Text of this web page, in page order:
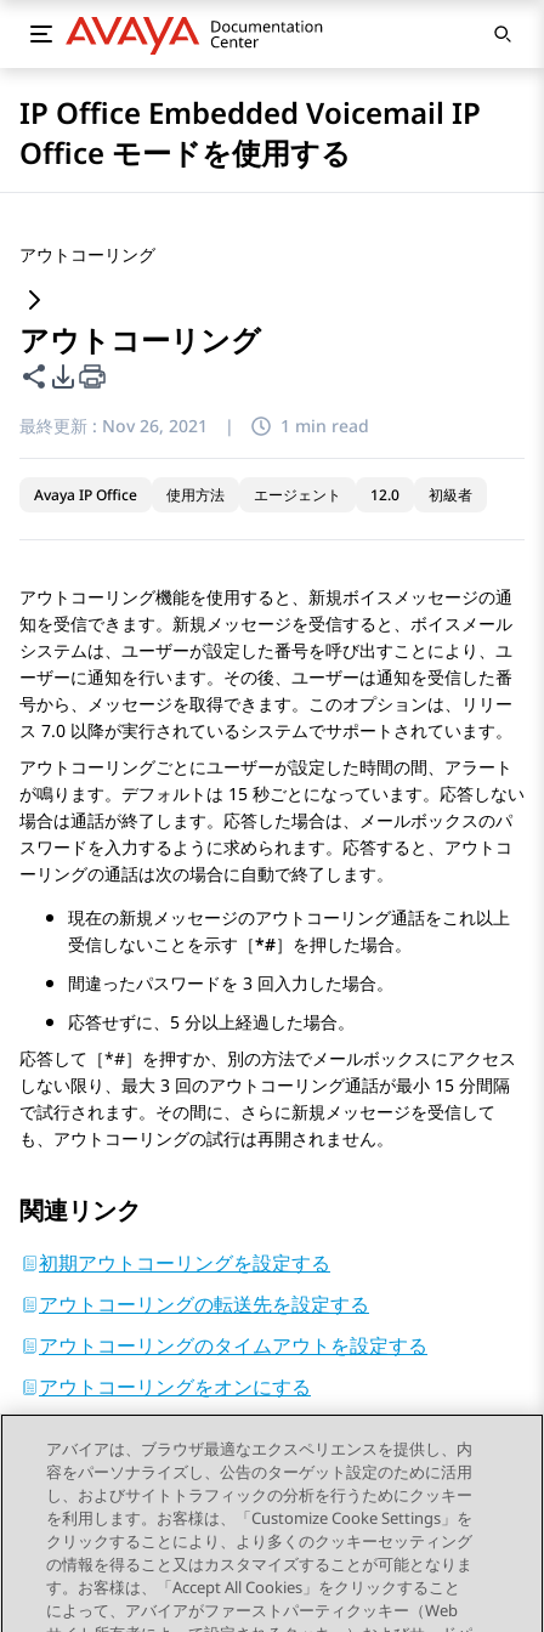
IP Office Embedded Voicemail IP
Office モードを使用する
アウトコーリング
アウトコーリング
このページを共有
PDFエクスポートオプション
最終更新 : Nov 26, 2021 | 1 min read
Avaya IP Office 使用方法 エージェント 12.0 初級者
アウトコーリング機能を使用すると、新規ボイスメッセージの通
知を受信できます。新規メッセージを受信すると、ボイスメール
システムは、ユーザーが設定した番号を呼び出すことにより、ユ
ーザーに通知を行います。その後、ユーザーは通知を受信した番
号から、メッセージを取得できます。このオプションは、リリー
ス 7.0 以降が実行されているシステムでサポートされています。
アウトコーリングごとにユーザーが設定した時間の間、アラート
が鳴ります。デフォルトは 15 秒ごとになっています。応答しない
場合は通話が終了します。応答した場合は、メールボックスのパ
スワードを入力するように求められます。応答すると、アウトコ
ーリングの通話は次の場合に自動で終了します。
現在の新規メッセージのアウトコーリング通話をこれ以上
受信しないことを示す［*#］を押した場合。
間違ったパスワードを 3 回入力した場合。
応答せずに、5 分以上経過した場合。
応答して［*#］を押すか、別の方法でメールボックスにアクセス
しない限り、最大 3 回のアウトコーリング通話が最小 15 分間隔
で試行されます。その間に、さらに新規メッセージを受信して
も、アウトコーリングの試行は再開されません。
関連リンク
初期アウトコーリングを設定する
アウトコーリングの転送先を設定する
アウトコーリングのタイムアウトを設定する
アウトコーリングをオンにする
アウトコーリング通話に応答する
Send Feedback
アバイアは、ブラウザ最適なエクスペリエンスを提供し、内
容をパーソナライズし、公告のターゲット設定のために活用
し、およびサイトトラフィックの分析を行うためにクッキー
を利用します。お客様は、「Customize Cooke Settings」を
クリックすることにより、より多くのクッキーセッティング
の情報を得ること又はカスタマイズすることが可能となりま
す。お客様は、「Accept All Cookies」をクリックすること
によって、アバイアがファーストパーティクッキー（Web